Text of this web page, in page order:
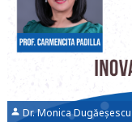
Dr. Monica